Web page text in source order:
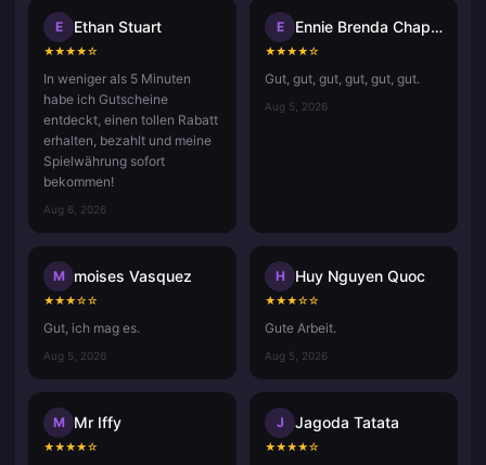
E Ethan Stuart
★★★★☆
In weniger als 5 Minuten
habe ich Gutscheine
entdeckt, einen tollen Rabatt
erhalten, bezahlt und meine
Spielwährung sofort
bekommen!
Aug 6, 2026
E Ennie Brenda Chaponda Ruwiza
★★★★☆
Gut, gut, gut, gut, gut, gut.
Aug 5, 2026
M moises Vasquez
★★★☆☆
Gut, ich mag es.
Aug 5, 2026
H Huy Nguyen Quoc
★★★☆☆
Gute Arbeit.
Aug 5, 2026
M Mr Iffy
★★★★☆
J Jagoda Tatata
★★★★☆